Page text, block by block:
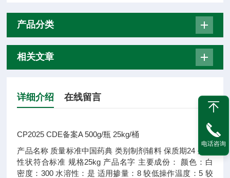
产品分类
相关文章
详细介绍 在线留言
CP2025 CDE备案A 500g/瓶 25kg/桶
产品名称 质量标准中国药典 类别制剂辅料 保质期24 外观
性状符合标准 规格25kg 产品名字 主要成份： 颜色： 白
密度： 300 水溶性： 是 适用掺量： 8 较低操作温度：5 较
电话咨询